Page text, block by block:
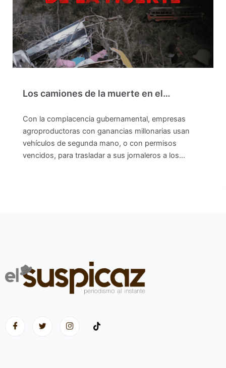
Los camiones de la muerte en el…
Con la complacencia gubernamental, empresas
agroproductoras con ganancias millonarias usan
vehículos de segunda mano, o con permisos
vencidos, para trasladar a sus jornaleros a los…